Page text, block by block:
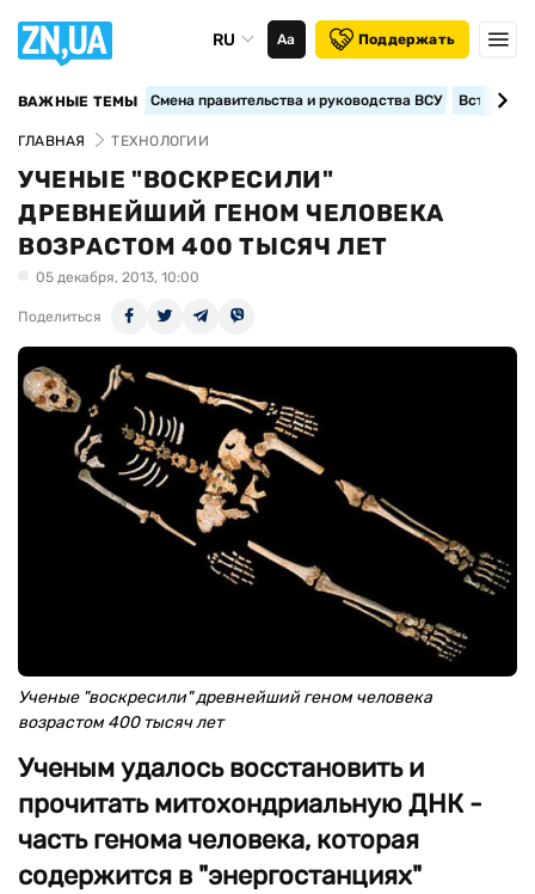
RU Аа Поддержать
ВАЖНЫЕ ТЕМЫ Смена правительства и руководства ВСУ
ГЛАВНАЯ ТЕХНОЛОГИИ
УЧЕНЫЕ "ВОСКРЕСИЛИ"
ДРЕВНЕЙШИЙ ГЕНОМ ЧЕЛОВЕКА
ВОЗРАСТОМ 400 ТЫСЯЧ ЛЕТ
05 декабря, 2013, 10:00
Поделиться
Ученые "воскресили" древнейший геном человека
возрастом 400 тысяч лет
Ученым удалось восстановить и
прочитать митохондриальную ДНК -
часть генома человека, которая
содержится в "энергостанциях"